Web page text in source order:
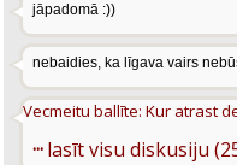
jāpadomā :))
nebaidies, ka līgava vairs
···
Vecmeitu ballīte: Kur atrast
lasīt visu diskusiju